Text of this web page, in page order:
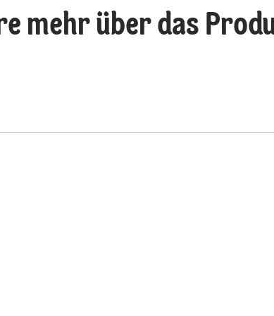
mehr über das